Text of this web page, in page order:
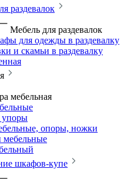
раздевалок
Мебель для раздевалок
для одежды в раздевалку
и скамьи в раздевалку
мебельная
упоры
опоры, ножки
мебельные
шкафов-купе